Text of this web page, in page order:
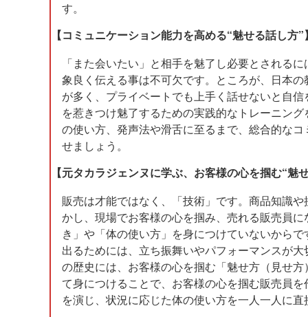
す。
【コミュニケーション能力を高める“魅せる話し方”
「また会いたい」と相手を魅了し必要とされる
象良く伝える事は不可欠です。ところが、日本
が多く、プライベートでも上手く話せないと自
を惹きつけ魅了するための実践的なトレーニン
の使い方、発声法や滑舌に至るまで、総合的な
せましょう。
【元タカラジェンヌに学ぶ、お客様の心を掴む“魅
販売は才能ではなく、「技術」です。商品知識
かし、現場でお客様の心を掴み、売れる販売員
き」や「体の使い方」を身につけていないから
出るためには、立ち振舞いやパフォーマンスが
の歴史には、お客様の心を掴む「魅せ方（見せ
て身につけることで、お客様の心を掴む販売員
を演じ、状況に応じた体の使い方を一人一人に